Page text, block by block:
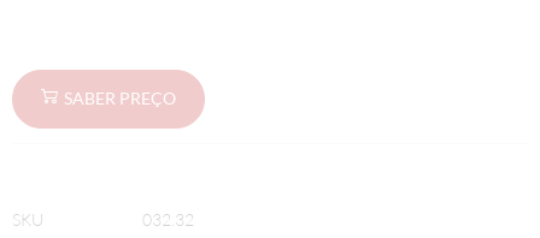
SABER PREÇO
SKU
032.32